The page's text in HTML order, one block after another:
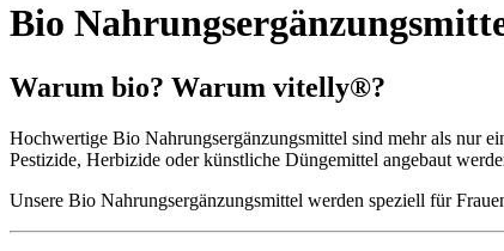
Bio
Warum bio? Warum vitelly®?
Hochwertige Bio Nahrungsergänzungsmittel sind mehr als nur
Pestizide, Herbizide oder künstliche Düngemittel angebaut
Unsere Bio Nahrungsergänzungsmittel werden speziell für